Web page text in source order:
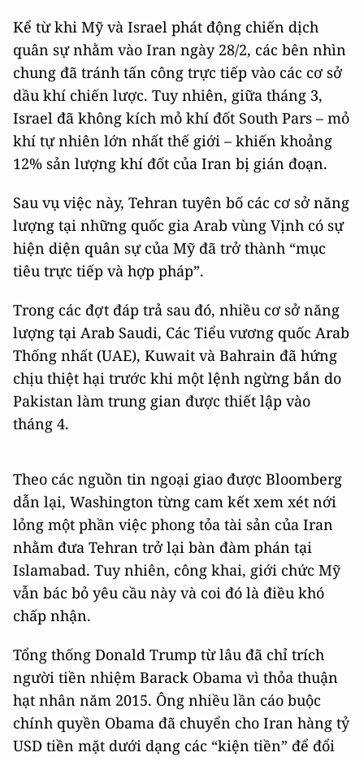
Kể từ khi Mỹ và Israel phát động chiến dịch
quân sự nhằm vào Iran ngày 28/2, các bên nhìn
chung đã tránh tấn công trực tiếp vào các cơ sở
dầu khí chiến lược. Tuy nhiên, giữa tháng 3,
Israel đã không kích mỏ khí đốt South Pars – mỏ
khí tự nhiên lớn nhất thế giới – khiến khoảng
12% sản lượng khí đốt của Iran bị gián đoạn.
Sau vụ việc này, Tehran tuyên bố các cơ sở năng
lượng tại những quốc gia Arab vùng Vịnh có sự
hiện diện quân sự của Mỹ đã trở thành “mục
tiêu trực tiếp và hợp pháp”.
Trong các đợt đáp trả sau đó, nhiều cơ sở năng
lượng tại Arab Saudi, Các Tiểu vương quốc Arab
Thống nhất (UAE), Kuwait và Bahrain đã hứng
chịu thiệt hại trước khi một lệnh ngừng bắn do
Pakistan làm trung gian được thiết lập vào
tháng 4.
Theo các nguồn tin ngoại giao được Bloomberg
dẫn lại, Washington từng cam kết xem xét nới
lỏng một phần việc phong tỏa tài sản của Iran
nhằm đưa Tehran trở lại bàn đàm phán tại
Islamabad. Tuy nhiên, công khai, giới chức Mỹ
vẫn bác bỏ yêu cầu này và coi đó là điều khó
chấp nhận.
Tổng thống Donald Trump từ lâu đã chỉ trích
người tiền nhiệm Barack Obama vì thỏa thuận
hạt nhân năm 2015. Ông nhiều lần cáo buộc
chính quyền Obama đã chuyển cho Iran hàng tỷ
USD tiền mặt dưới dạng các “kiện tiền” để đổi